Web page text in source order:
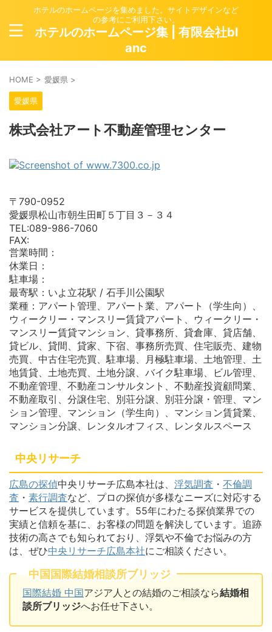
ホテルのホームページを集めました。サイトデザインなど
の参考にご利用下さい。
ホテルのホームページ集 | 有限会社bl
anc
HOME > 愛媛県 >
愛媛県
株式会社アート不動産管理センター
〒790-0952
愛媛県松山市朝生田町５丁目３－３４
TEL:089-986-7060
FAX:
営業時間：
休業日：
駐車場：
最寄駅：いよ立花駅 / 石手川公園駅
業種：アパート管理、アパート業、アパート（学生向）、
ウィークリー・マンスリー賃貸アパート、ウィークリー・
マンスリー賃貸マンション、貸事務所、貸倉庫、貸店舗、
貸ビル、貸間、貸家、下宿、事務所売買、住宅販売、建物
売買、中古住宅売買、駐車場、月極駐車場、土地管理、土
地賃貸、土地売買、土地分譲、バイク駐車場、ビル管理、
不動産管理、不動産コンサルタント、不動産投資顧問業、
不動産取引、分譲住宅、別荘分譲、別荘分譲・管理、マン
ション管理、マンション（学生向）、マンション賃貸業、
マンション分譲、レンタルオフィス、レンタルスペース
中央リサーチ
広島の探偵中央リサーチ広島本社は、 浮気調査 ・ 不倫調
査 ・ 素行調査など、プロの探偵が多様なニーズに対応する
サービスを提供しています。55年にわたる探偵業界での
実績と信頼を基に、お客様の問題を解決しています。追跡
技術の高さでも知られており、浮気や不倫でお悩みの方
は、ぜひ中央リサーチ広島本社にご相談ください。
中国国際結婚相談所ブリッジ
国際結婚 中国アジア人との結婚のご相談なら結婚相
談所ブリッジへお任せ下さい。